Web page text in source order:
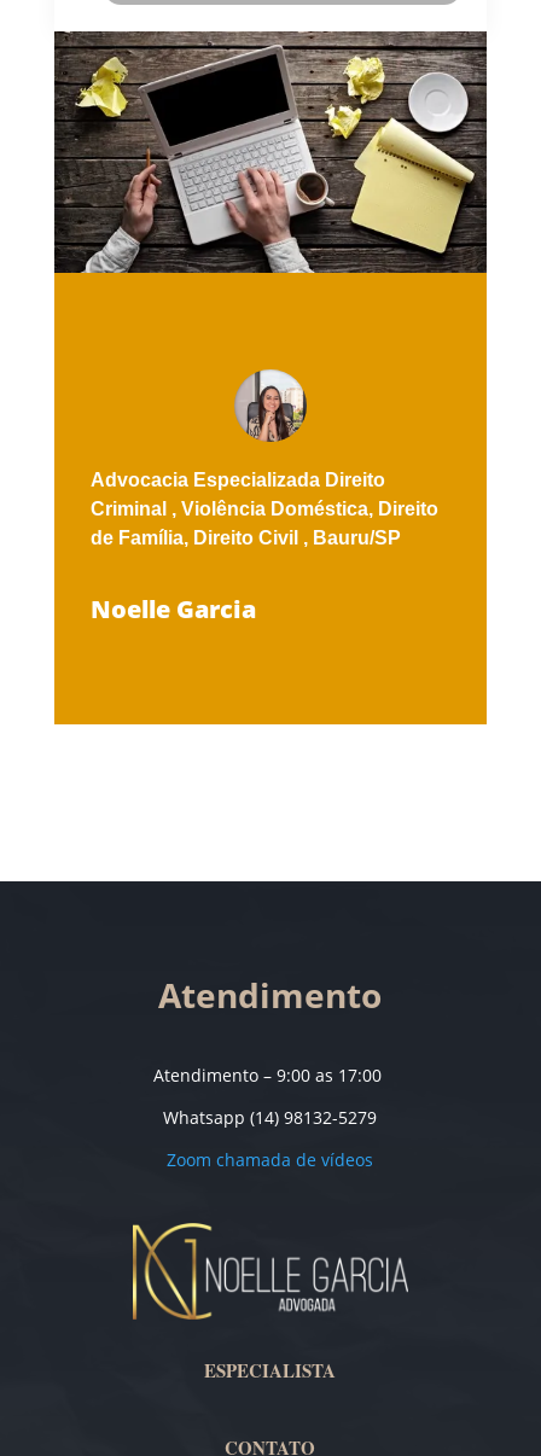
Advocacia Especializada Direito
Criminal , Violência Doméstica, Direito
de Família, Direito Civil , Bauru/SP
Noelle Garcia
Atendimento
Atendimento – 9:00 as 17:00
Whatsapp (14) 98132-5279
Zoom chamada de vídeos
ESPECIALISTA
CONTATO